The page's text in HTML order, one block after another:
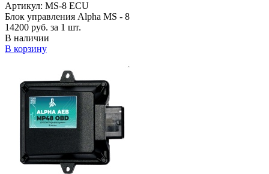
Артикул: MS-8 ECU
Блок управления Alpha MS - 8
14200 руб. за 1 шт.
В наличии
В корзину